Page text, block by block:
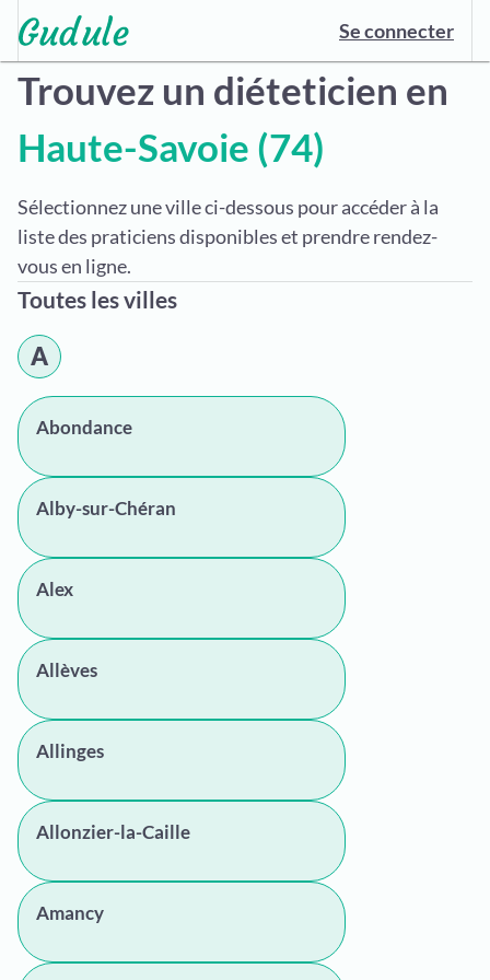
Se connecter
Trouvez un diéteticien en
Haute-Savoie (74)
Sélectionnez une ville ci-dessous pour accéder à la
liste des praticiens disponibles et prendre rendez-
vous en ligne.
Toutes les villes
A
Abondance
Alby-sur-Chéran
Alex
Allèves
Allinges
Allonzier-la-Caille
Amancy